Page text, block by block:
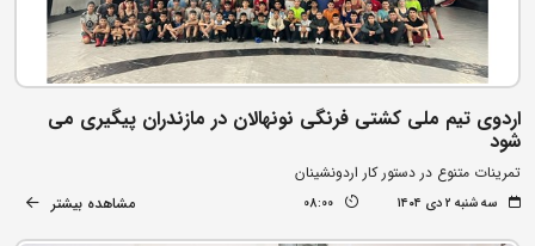
اردوی تیم ملی کشتی فرنگی نونهالان در مازندران پیگیری می
شود
تمرینات متنوع در دستور کار اردونشینان
سه شنبه ۲ دی ۱۴۰۴ 08:00 مشاهده بیشتر